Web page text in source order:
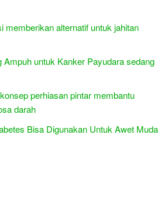
memberikan alternatif untuk jahitan
Ampuh untuk Kanker Payudara sedang
perhiasan pintar membantu
darah
Bisa Digunakan Untuk Awet Muda